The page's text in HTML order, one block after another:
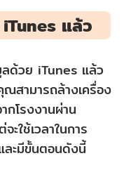
แล้ว
ด้วย iTunes แล้ว
สามารถล้างเครื่อง
กโรงงานผ่าน
ใช้เวลาในการ
ละมีขั้นตอนดังนี้